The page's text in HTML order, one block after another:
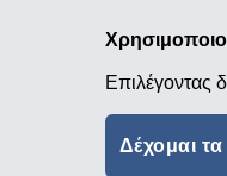
Επιλέγοντας
Δέχομαι